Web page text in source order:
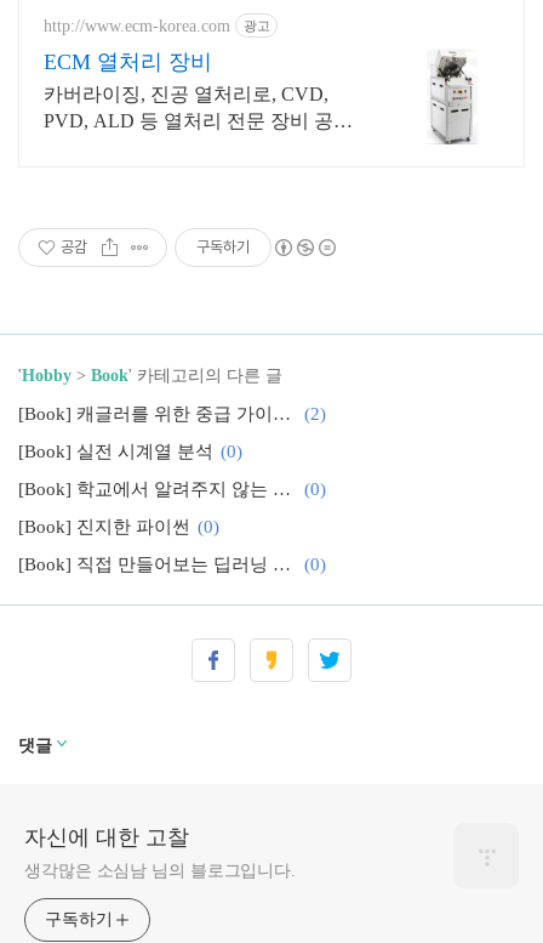
조합
http://www.ecm-korea.com 광고
ECM 열처리 장비
카버라이징, 진공 열처리로, CVD,
PVD, ALD 등 열처리 전문 장비 공급
공감 구독하기
'Hobby > Book' 카테고리의 다른 글
[Book] 캐글러를 위한 중급 가이드 - "데이터가 뛰어노는 AI 놀이터, 캐글"
(2)
[Book] 실전 시계열 분석 (0)
[Book] 학교에서 알려주지 않는 17가지 실무 개발 기술
(0)
[Book] 진지한 파이썬 (0)
[Book] 직접 만들어보는 딥러닝 프레임워크 가이드, "밑바닥부터 시작하는 딥러닝 3"
(0)
[Book] 딥러닝을 바라보는 새로운 관점
(0)
[Book] 데이터 전처리를 위한 가이드북, "데이터 전처리 대전"
(0)
댓글
자신에 대한 고찰
생각많은 소심남 님의 블로그입니다.
구독하기